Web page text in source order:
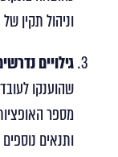
וניהול תקין
גילויים
שהוענקו
מספר
ותנאים